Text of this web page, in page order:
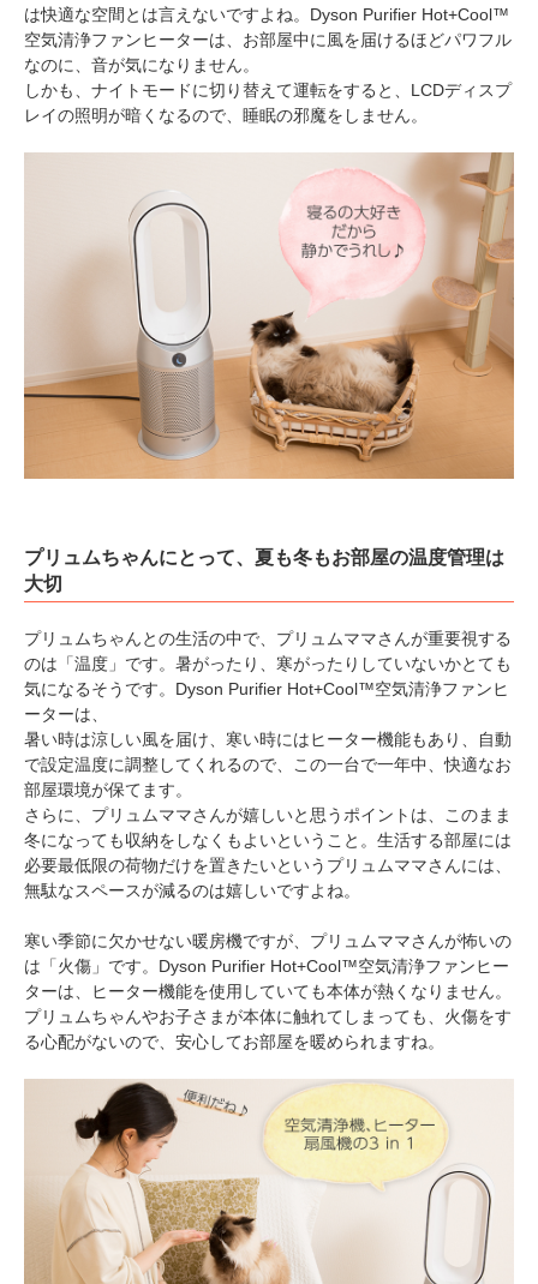
は快適な空間とは言えないですよね。Dyson Purifier Hot+Cool™
空気清浄ファンヒーターは、お部屋中に風を届けるほどパワフル
なのに、音が気になりません。
しかも、ナイトモードに切り替えて運転をすると、LCDディスプ
レイの照明が暗くなるので、睡眠の邪魔をしません。
プリュムちゃんにとって、夏も冬もお部屋の温度管理は
大切
プリュムちゃんとの生活の中で、プリュムママさんが重要視する
のは「温度」です。暑がったり、寒がったりしていないかとても
気になるそうです。Dyson Purifier Hot+Cool™空気清浄ファンヒ
ーターは、
暑い時は涼しい風を届け、寒い時にはヒーター機能もあり、自動
で設定温度に調整してくれるので、この一台で一年中、快適なお
部屋環境が保てます。
さらに、プリュムママさんが嬉しいと思うポイントは、このまま
冬になっても収納をしなくもよいということ。生活する部屋には
必要最低限の荷物だけを置きたいというプリュムママさんには、
無駄なスペースが減るのは嬉しいですよね。
寒い季節に欠かせない暖房機ですが、プリュムママさんが怖いの
は「火傷」です。Dyson Purifier Hot+Cool™空気清浄ファンヒー
ターは、ヒーター機能を使用していても本体が熱くなりません。
プリュムちゃんやお子さまが本体に触れてしまっても、火傷をす
る心配がないので、安心してお部屋を暖められますね。